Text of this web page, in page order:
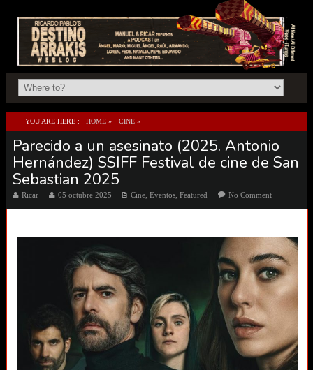
YOU ARE HERE : HOME » CINE »
PARECIDO A UN ASESINATO (2025. ANTONIO HERNÁNDEZ) SSIFF FESTIVAL DE CINE
DE SAN SEBASTIAN 2025
Parecido a un asesinato (2025. Antonio
Hernández) SSIFF Festival de cine de San
Sebastian 2025
Ricar 05 octubre 2025 Cine, Eventos, Featured No Comment